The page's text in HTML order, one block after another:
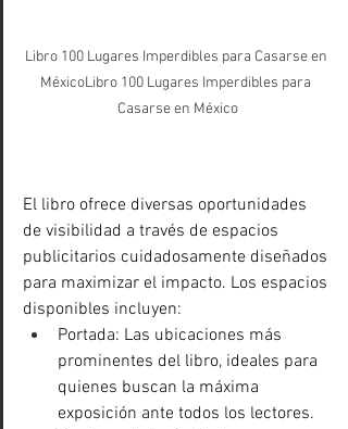
Libro 100 Lugares Imperdibles para Casarse en
MéxicoLibro 100 Lugares Imperdibles para
Casarse en México
El libro ofrece diversas oportunidades
de visibilidad a través de espacios
publicitarios cuidadosamente diseñados
para maximizar el impacto. Los espacios
disponibles incluyen:
Portada: Las ubicaciones más
prominentes del libro, ideales para
quienes buscan la máxima
exposición ante todos los lectores.